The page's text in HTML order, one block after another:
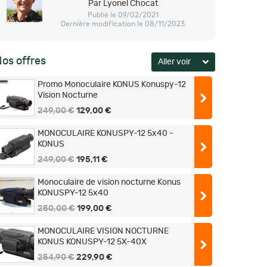
Par Lyonel Chocat
Publié le 09/02/2021
Dernière modification le 08/11/2023
offres
Promo Monoculaire KONUS Konuspy-12
Vision Nocturne
249,00 € 129,00 €
MONOCULAIRE KONUSPY-12 5x40 -
KONUS
249,00 € 195,11 €
Monoculaire de vision nocturne Konus
KONUSPY-12 5x40
250,00 € 199,00 €
MONOCULAIRE VISION NOCTURNE
KONUS KONUSPY-12 5X-40X
254,90 € 229,90 €